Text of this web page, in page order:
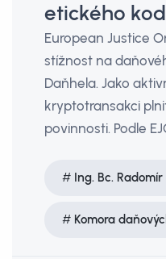
etického
European Justice
stížnost na
Daňhela. Jako
kryptotransakci
povinnosti. Podle
Ing. Bc. Radomír
Komora